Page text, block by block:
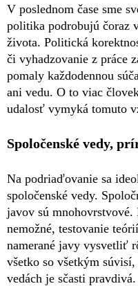
V poslednom čase sme
politika podrobujú čoraz
života. Politická
či vyhadzovanie z práce
pomaly každodennou
ani vedu. O to viac
udalosť vymyká tomuto
Spoločenské vedy,
Na podriaďovanie sa
spoločenské vedy.
javov sú
nemožné, testovanie
namerané javy vysvetliť
všetko so všetkým
vedách je sčasti pravdivá.